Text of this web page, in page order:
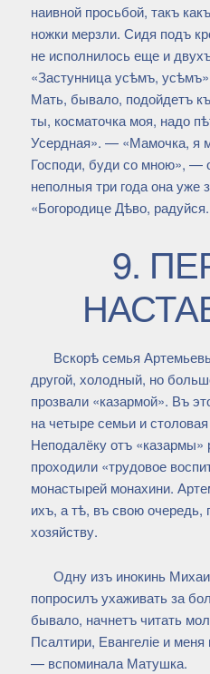
наивной просьбой, такъ
ножки мерзли. Сидя подъ
не исполнилось еще и
«Застунница усѣмъ,
Мать, бывало, подойдетъ
ты, косматочка моя, надо
Усердная». — «Мамочка, я
Господи, буди со мною», —
неполныя три года она уже
«Богородице Дѣво,
9.
Вскорѣ семья
другой, холодный, но
прозвали «казармой». Въ
на четыре семьи и
Неподалёку отъ «казармы»
проходили «трудовое
монастырей монахини.
ихъ, а тѣ, въ свою очередь,
хозяйству.
Одну изъ инокинь
попросилъ ухаживать за
бывало, начнетъ читать
Псалтири, Евангеліе и
— вспоминала Матушка.